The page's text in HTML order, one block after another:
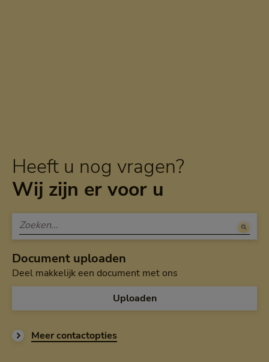
Heeft u nog vragen?
Wij zijn er voor u
Document uploaden
Deel makkelijk een document met ons
Uploaden
Meer contactopties